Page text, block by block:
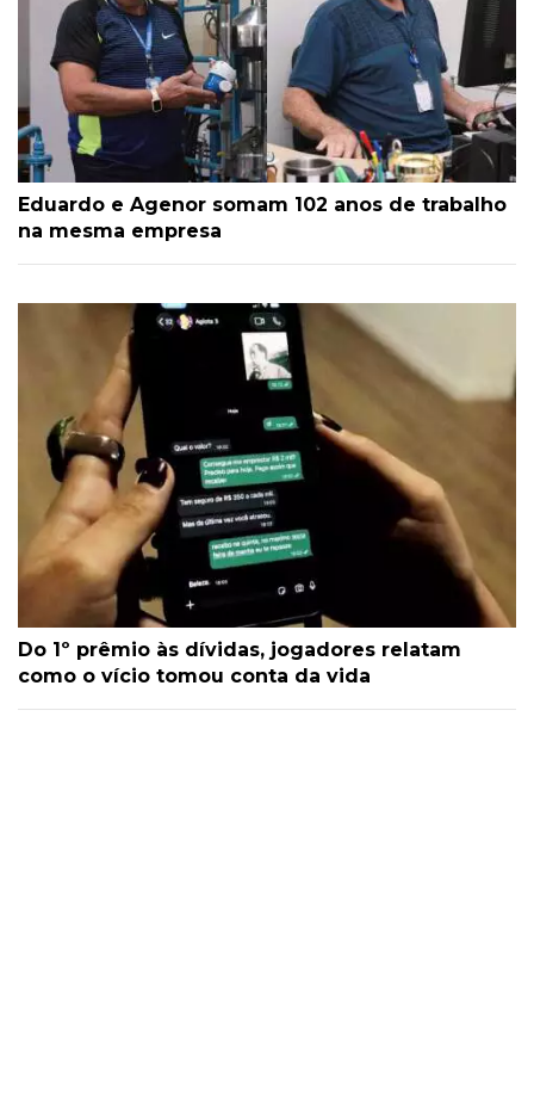
Eduardo e Agenor somam 102 anos de trabalho
na mesma empresa
Do 1º prêmio às dívidas, jogadores relatam
como o vício tomou conta da vida